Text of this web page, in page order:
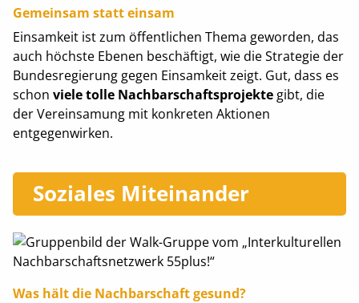
Gemeinsam statt einsam
Einsamkeit ist zum öffentlichen Thema geworden, das
auch höchste Ebenen beschäftigt, wie die Strategie der
Bundesregierung gegen Einsamkeit zeigt. Gut, dass es
schon viele tolle Nachbarschaftsprojektegibt, die
der Vereinsamung mit konkreten Aktionen
entgegenwirken.
Soziales Miteinander
Was hält die Nachbarschaft gesund?